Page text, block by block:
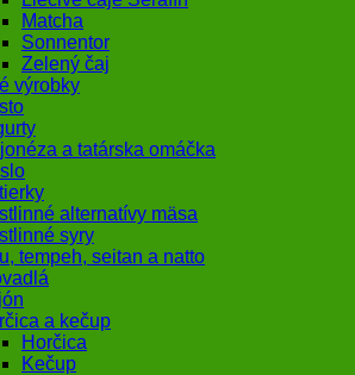
Matcha
Sonnentor
Zelený čaj
výrobky
a tatárska omáčka
alternatívy mäsa
syry
tempeh, seitan a natto
a kečup
Horčica
Kečup